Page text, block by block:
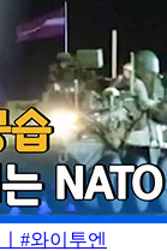
#와이투엔